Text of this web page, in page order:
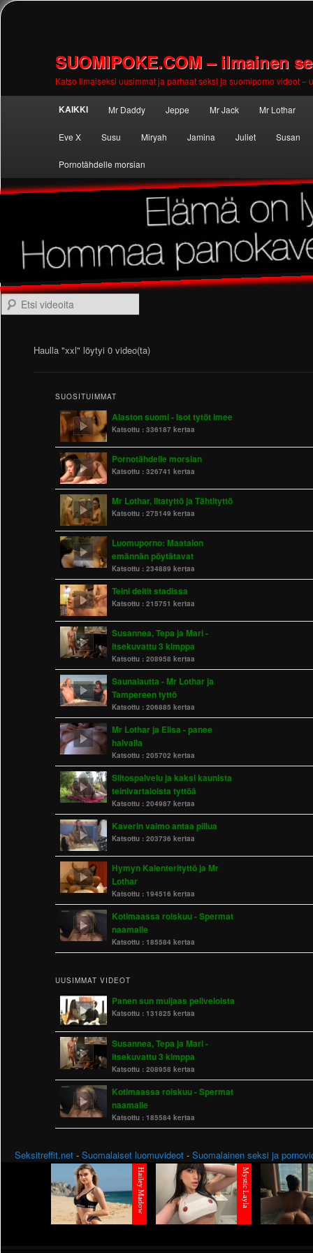
SUOMIPOKE.COM – ilmainen
Katso ilmaiseksi uusimmat ja parhaat seksi ja suomiporno videot –
Skip to
primary
content
Skip to
secondary
content
KAIKKI Mr Daddy Jeppe Mr Jack Mr Lothar
Eve X Susu Miryah Jamina Juliet Susan
Pornotähdelle morsian
Etsi videoita
Haulla "xxl" löytyi 0 video(ta)
SUOSITUIMMAT
Alaston suomi - Isot tytöt imee
Katsottu : 336187 kertaa
Pornotähdelle morsian
Katsottu : 326741 kertaa
Mr Lothar, Iltatyttö ja Tähtityttö
Katsottu : 275149 kertaa
Luomuporno: Maatalon
emännän pöytätavat
Katsottu : 234889 kertaa
Teini deitit stadissa
Katsottu : 215751 kertaa
Susannea, Tepa ja Mari -
itsekuvattu 3 kimppa
Katsottu : 208958 kertaa
Saunalautta - Mr Lothar ja
Tampereen tyttö
Katsottu : 206885 kertaa
Mr Lothar ja Elisa - panee
halvalla
Katsottu : 205702 kertaa
Siitospalvelu ja kaksi kaunista
teinivartaloista tyttöä
Katsottu : 204987 kertaa
Kaverin vaimo antaa pillua
Katsottu : 203736 kertaa
Hymyn Kalenterityttö ja Mr
Lothar
Katsottu : 194516 kertaa
Kotimaassa roiskuu - Spermat
naamalle
Katsottu : 185584 kertaa
UUSIMMAT VIDEOT
Panen sun muijaas peliveloista
Katsottu : 131825 kertaa
Susannea, Tepa ja Mari -
itsekuvattu 3 kimppa
Katsottu : 208958 kertaa
Kotimaassa roiskuu - Spermat
naamalle
Katsottu : 185584 kertaa
Seksitreffit.net -Suomalaiset luomuvideot -Suomalainen seksi ja